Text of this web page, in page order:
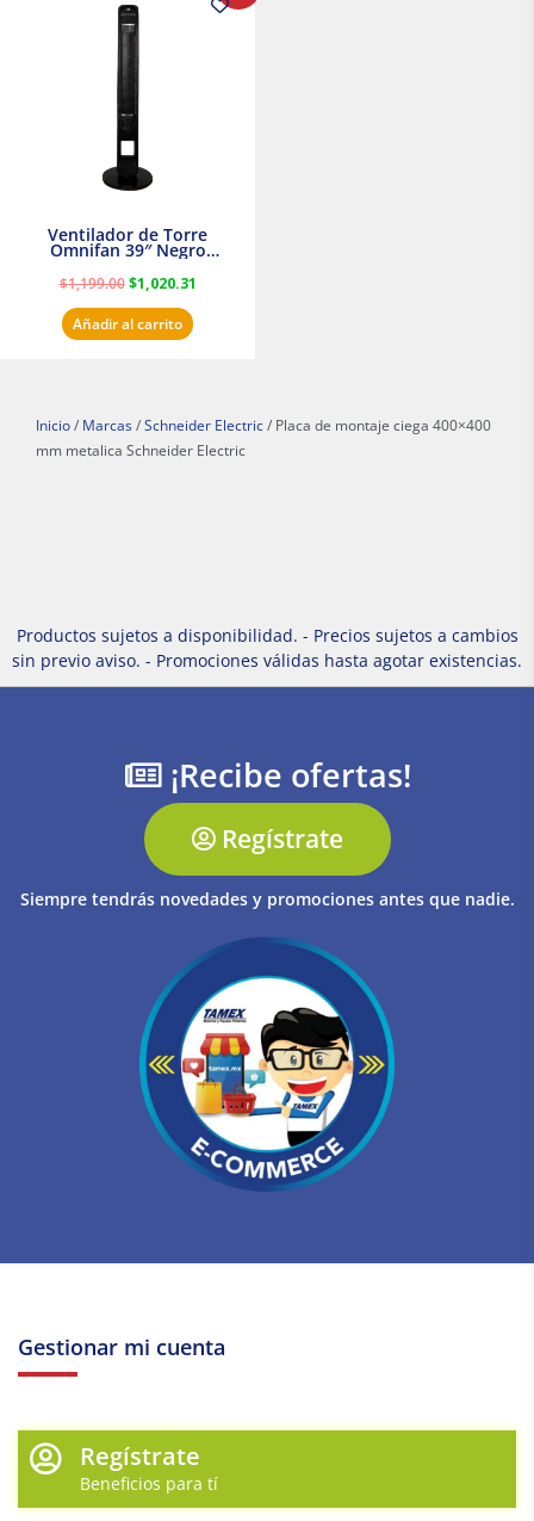
Ventilador de Torre
Omnifan 39″ Negro
$1,199.00
original
era:
$1,020.31
actual
Añadir al carrito
Inicio / Marcas / Schneider Electric / Placa de montaje ciega 400×400
mm metalica Schneider Electric
Productos sujetos a disponibilidad. - Precios sujetos a cambios
sin previo aviso. - Promociones válidas hasta agotar existencias.
¡Recibe ofertas!
Regístrate
Siempre tendrás novedades y promociones antes que nadie.
Gestionar mi cuenta
Regístrate
Beneficios para tí